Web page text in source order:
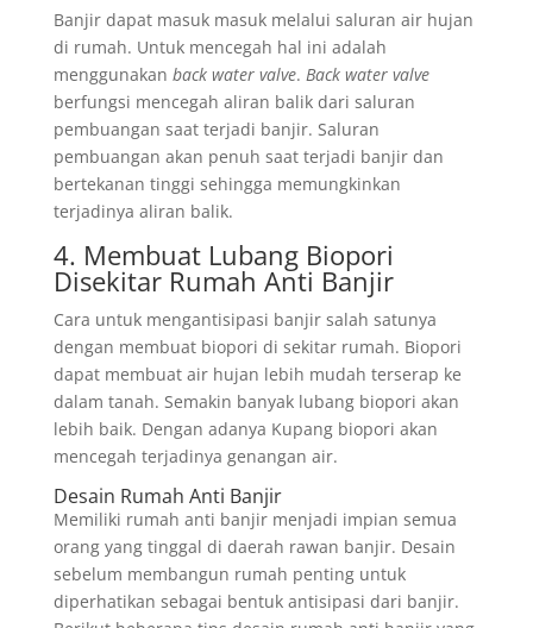
Banjir dapat masuk masuk melalui saluran air hujan
di rumah. Untuk mencegah hal ini adalah
menggunakan back water valve. Back water valve
berfungsi mencegah aliran balik dari saluran
pembuangan saat terjadi banjir. Saluran
pembuangan akan penuh saat terjadi banjir dan
bertekanan tinggi sehingga memungkinkan
terjadinya aliran balik.
4. Membuat Lubang Biopori
Disekitar Rumah Anti Banjir
Cara untuk mengantisipasi banjir salah satunya
dengan membuat biopori di sekitar rumah. Biopori
dapat membuat air hujan lebih mudah terserap ke
dalam tanah. Semakin banyak lubang biopori akan
lebih baik. Dengan adanya Kupang biopori akan
mencegah terjadinya genangan air.
Desain Rumah Anti Banjir
Memiliki rumah anti banjir menjadi impian semua
orang yang tinggal di daerah rawan banjir. Desain
sebelum membangun rumah penting untuk
diperhatikan sebagai bentuk antisipasi dari banjir.